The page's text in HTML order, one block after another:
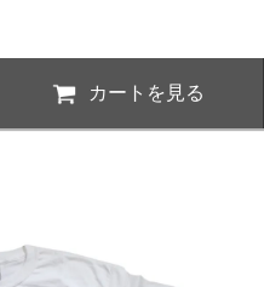
カートを見る